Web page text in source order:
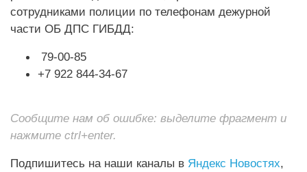
сотрудниками полиции по телефонам дежурной
части ОБ ДПС ГИБДД:
79-00-85
+7 922 844-34-67
Сообщите нам об ошибке: выделите фрагмент и
нажмите ctrl+enter.
Подпишитесь на наши каналы в Яндекс Новостях,